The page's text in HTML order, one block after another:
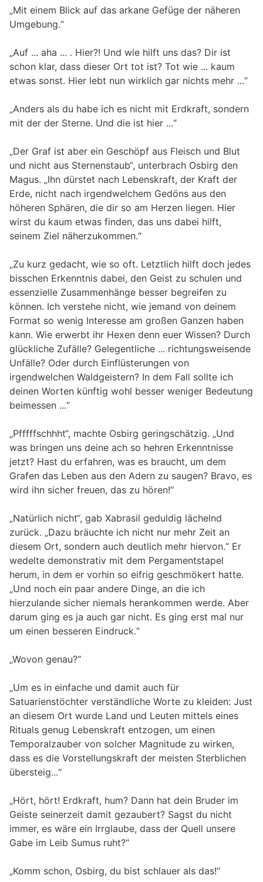
„Mit einem Blick auf das arkane Gefüge der näheren
Umgebung.“
„Auf ... aha ... . Hier?! Und wie hilft uns das? Dir ist
schon klar, dass dieser Ort tot ist? Tot wie ... kaum
etwas sonst. Hier lebt nun wirklich gar nichts mehr ...“
„Anders als du habe ich es nicht mit Erdkraft, sondern
mit der der Sterne. Und die ist hier ...“
„Der Graf ist aber ein Geschöpf aus Fleisch und Blut
und nicht aus Sternenstaub“, unterbrach Osbirg den
Magus. „Ihn dürstet nach Lebenskraft, der Kraft der
Erde, nicht nach irgendwelchem Gedöns aus den
höheren Sphären, die dir so am Herzen liegen. Hier
wirst du kaum etwas finden, das uns dabei hilft,
seinem Ziel näherzukommen.“
„Zu kurz gedacht, wie so oft. Letztlich hilft doch jedes
bisschen Erkenntnis dabei, den Geist zu schulen und
essenzielle Zusammenhänge besser begreifen zu
können. Ich verstehe nicht, wie jemand von deinem
Format so wenig Interesse am großen Ganzen haben
kann. Wie erwerbt ihr Hexen denn euer Wissen? Durch
glückliche Zufälle? Gelegentliche ... richtungsweisende
Unfälle? Oder durch Einflüsterungen von
irgendwelchen Waldgeistern? In dem Fall sollte ich
deinen Worten künftig wohl besser weniger Bedeutung
beimessen ...“
„Pfffffschhht“, machte Osbirg geringschätzig. „Und
was bringen uns deine ach so hehren Erkenntnisse
jetzt? Hast du erfahren, was es braucht, um dem
Grafen das Leben aus den Adern zu saugen? Bravo, es
wird ihn sicher freuen, das zu hören!“
„Natürlich nicht“, gab Xabrasil geduldig lächelnd
zurück. „Dazu bräuchte ich nicht nur mehr Zeit an
diesem Ort, sondern auch deutlich mehr hiervon.“ Er
wedelte demonstrativ mit dem Pergamentstapel
herum, in dem er vorhin so eifrig geschmökert hatte.
„Und noch ein paar andere Dinge, an die ich
hierzulande sicher niemals herankommen werde. Aber
darum ging es ja auch gar nicht. Es ging erst mal nur
um einen besseren Eindruck.“
„Wovon genau?“
„Um es in einfache und damit auch für
Satuarienstöchter verständliche Worte zu kleiden: Just
an diesem Ort wurde Land und Leuten mittels eines
Rituals genug Lebenskraft entzogen, um einen
Temporalzauber von solcher Magnitude zu wirken,
dass es die Vorstellungskraft der meisten Sterblichen
übersteig...“
„Hört, hört! Erdkraft, hum? Dann hat dein Bruder im
Geiste seinerzeit damit gezaubert? Sagst du nicht
immer, es wäre ein Irrglaube, dass der Quell unsere
Gabe im Leib Sumus ruht?“
„Komm schon, Osbirg, du bist schlauer als das!“